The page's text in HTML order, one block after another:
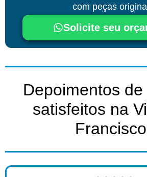
com peças
Solicite seu
Depoimentos
satisfeitos na
Francisco ​